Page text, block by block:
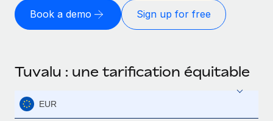
Book a demo Sign up for free
Tuvalu : une tarification équitable
EUR